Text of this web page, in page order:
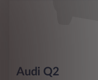
Audi Q2